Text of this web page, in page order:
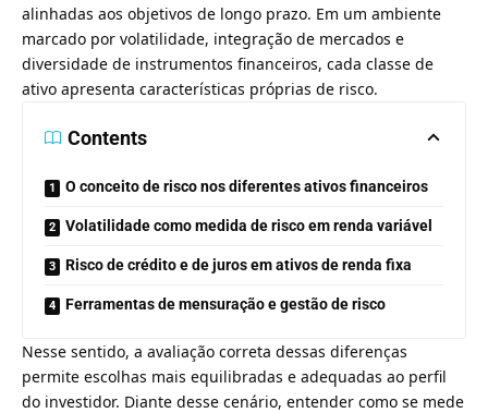
alinhadas aos objetivos de longo prazo. Em um ambiente
marcado por volatilidade, integração de mercados e
diversidade de instrumentos financeiros, cada classe de
ativo apresenta características próprias de risco.
Contents
O conceito de risco nos diferentes ativos financeiros
Volatilidade como medida de risco em renda variável
Risco de crédito e de juros em ativos de renda fixa
Ferramentas de mensuração e gestão de risco
Nesse sentido, a avaliação correta dessas diferenças
permite escolhas mais equilibradas e adequadas ao perfil
do investidor. Diante desse cenário, entender como se mede